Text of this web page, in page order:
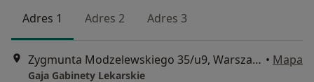
Adres 1 Adres 2 Adres 3
Zygmunta Modzelewskiego 35/u9, Warszawa • Mapa
Gaja Gabinety Lekarskie